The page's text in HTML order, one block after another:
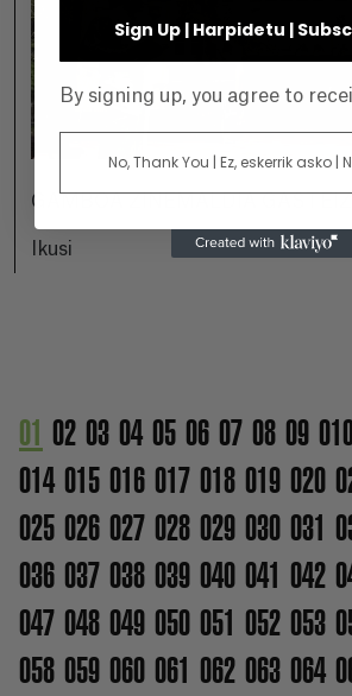
GAMBOA ZINEMALDIA
Ikusi
01 02 03 04 05 06 07 08 09
014 015 016 017 018 019 020
025 026 027 028 029 030 031
036 037 038 039 040 041 042
047 048 049 050 051 052 053
058 059 060 061 062 063 064
Sign Up | Harpidetu |
By signing up, you agree to
No, Thank You | Ez, eskerrik asko |